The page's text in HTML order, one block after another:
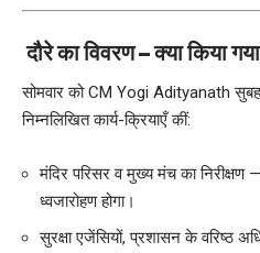
दौरे का विवरण – क्या किया
सोमवार को CM Yogi Adityanath
निम्नलिखित कार्य-क्रियाएँ कीं:
मंदिर परिसर व मुख्य मंच का
ध्वजारोहण होगा।
सुरक्षा एजेंसियों, प्रशासन के वरिष्ठ